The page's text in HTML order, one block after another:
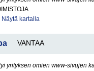
Näytä kartalla
VANTAA
yrityksen omien www-sivujen